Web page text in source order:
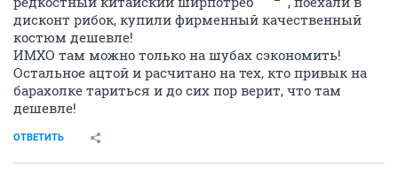
дисконт рибок, купили фирменный качественный
костюм дешевле!
ИМХО там можно только на шубах сэкономить!
Остальное ацтой и расчитано на тех, кто привык на
барахолке тариться и до сих пор верит, что там
дешевле!
ОТВЕТИТЬ